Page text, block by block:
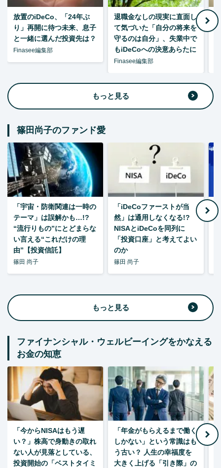
放置のiDeCo、「24年ぶ
り」再開に待つ未来、息子
と一緒に選んだ投資先は？
Finasee編集部
退職金なしの現実に直面し
て気づいた「自分の将来を
守るのは自分」、失業中で
もiDeCoへの決意あらたに
Finasee編集部
もっと見る
篠田尚子のファンド愛
「宇宙・防衛関連は一時の
テーマ」は誤解かも…!?
“流行りもの”にとどまらな
い言える“これだけの理
由”【投資信託】
篠田 尚子
「iDeCoファーストが当
然」は通用しなくなる!?
NISAとiDeCoを同列に
「投資口座」と考えてよい
のか
篠田 尚子
もっと見る
ファイナンシャル・ウェルビーイングをかなえる
お金の知恵
「今からNISAはもう遅
い？」株高で身動きの取れ
ない人が見落としている、
投資開始の「ベストタイミ
「年金がもらえるまで働く
しかない」という常識はも
う古い？ 人生の幸福度を
大きく上げる「引き際」の